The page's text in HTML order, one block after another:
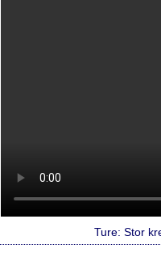
Ture: Stor